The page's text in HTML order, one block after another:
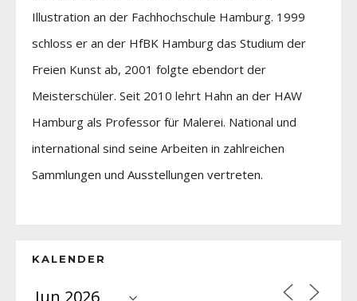
Illustration an der Fachhochschule Hamburg. 1999
schloss er an der HfBK Hamburg das Studium der
Freien Kunst ab, 2001 folgte ebendort der
Meisterschüler. Seit 2010 lehrt Hahn an der HAW
Hamburg als Professor für Malerei. National und
international sind seine Arbeiten in zahlreichen
Sammlungen und Ausstellungen vertreten.
KALENDER